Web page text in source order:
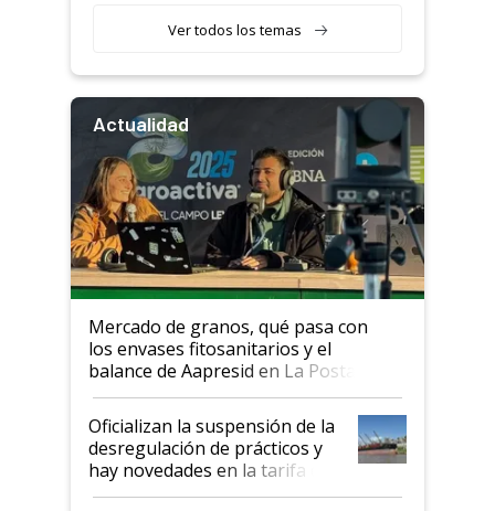
Ver todos los temas
Actualidad
Mercado de granos, qué pasa con
los envases fitosanitarios y el
balance de Aapresid en La Posta
Oficializan la suspensión de la
desregulación de prácticos y
hay novedades en la tarifa de
la hidrovía